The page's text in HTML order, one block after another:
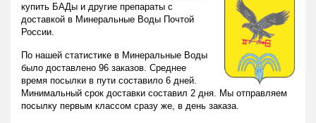
купить БАДы и другие препараты с
доставкой в Минеральные Воды Почтой
России.
По нашей статистике в Минеральные Воды
было доставлено 96 заказов. Среднее
время посылки в пути составило 6 дней.
Минимальный срок доставки составил 2 дня. Мы отправляем
посылку первым классом сразу же, в день заказа.